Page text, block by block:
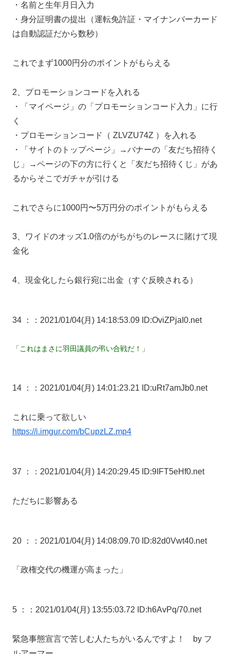
・名前と生年月日入力
・身分証明書の提出（運転免許証・マイナンバーカード
は自動認証だから数秒）
これでまず1000円分のポイントがもらえる
2、プロモーションコードを入れる
・「マイページ」の「プロモーションコード入力」に行
く
・プロモーションコード（ ZLVZU74Z ）を入れる
・「サイトのトップページ」→バナーの「友だち招待く
じ」→ページの下の方に行くと「友だち招待くじ」があ
るからそこでガチャが引ける
これでさらに1000円〜5万円分のポイントがもらえる
3、ワイドのオッズ1.0倍のがちがちのレースに賭けて現
金化
4、現金化したら銀行宛に出金（すぐ反映される）
34 ： ：2021/01/04(月) 14:18:53.09 ID:OviZPjaI0.net
「これはまさに羽田議員の弔い合戦だ！」
14 ： ：2021/01/04(月) 14:01:23.21 ID:uRt7amJb0.net
これに乗って欲しい
https://i.imgur.com/bCupzLZ.mp4
37 ： ：2021/01/04(月) 14:20:29.45 ID:9IFT5eHf0.net
ただちに影響ある
20 ： ：2021/01/04(月) 14:08:09.70 ID:82d0Vwt40.net
「政権交代の機運が高まった」
5 ： ：2021/01/04(月) 13:55:03.72 ID:h6AvPq/70.net
緊急事態宣言で苦しむ人たちがいるんですよ！ by フ